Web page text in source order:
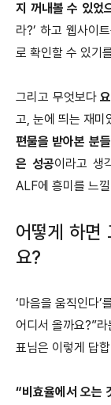
지 꺼내볼 수 있었
라?’ 하고 웹사이
로 확인할 수 있기
그리고 무엇보다
고, 눈에 띄는 재미
편물을 받아본 분
은 성공이라고 생
ALF에 흥미를 느
어떻게 하면
요?
‘마음을 움직인다’
어디서 올까요?”
표님은 이렇게 답
“비효율에서 오는